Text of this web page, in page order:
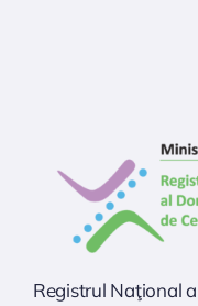
Registrul Naţional